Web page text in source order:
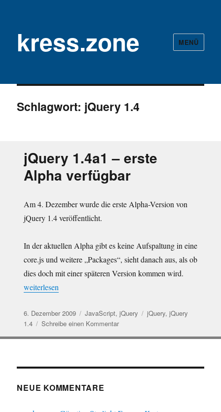
kress.zone MENÜ
Schlagwort: jQuery 1.4
jQuery 1.4a1 – erste
Alpha verfügbar
Am 4. Dezember wurde die erste Alpha-Version von
jQuery 1.4 veröffentlicht.
In der aktuellen Alpha gibt es keine Aufspaltung in eine
core.js und weitere „Packages“, sieht danach aus, als ob
dies doch mit einer späteren Version kommen wird.
„jQuery 1.4a1 – erste Alpha verfügbar“
weiterlesen
Veröffentlicht
am
6. Dezember 2009 Kategorien
JavaScript, jQuery Schlagwörter
jQuery, jQuery
1.4
Schreibe einen Kommentarzu
erste
NEUE KOMMENTARE